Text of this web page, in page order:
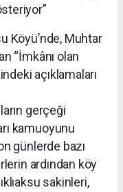
Köyü’nde, Muhtar
“İmkânı olan
açıklamaları
gerçeği
kamuoyunu
günlerde bazı
ardından köy
sakinleri,